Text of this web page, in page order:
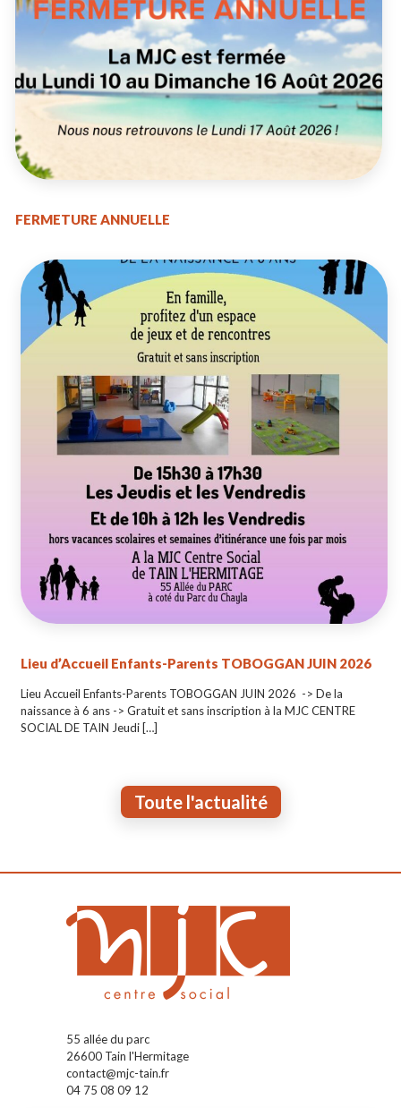
FERMETURE ANNUELLE
Lieu d’Accueil Enfants-Parents TOBOGGAN JUIN 2026
Lieu Accueil Enfants-Parents TOBOGGAN JUIN 2026 -> De la
naissance à 6 ans -> Gratuit et sans inscription à la MJC CENTRE
SOCIAL DE TAIN Jeudi […]
Toute l'actualité
55 allée du parc
26600 Tain l'Hermitage
contact@mjc-tain.fr
04 75 08 09 12